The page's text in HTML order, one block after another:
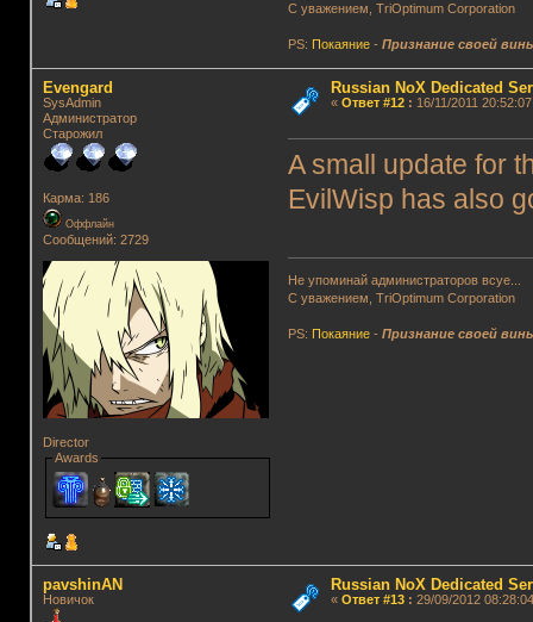
С уважением, TriOptimum Corporation
PS: Покаяние -Признание своей
Evengard
SysAdmin
Администратор
Старожил
Карма: 186
Оффлайн
Сообщений: 2729
Director
Awards
Russian NoX Dedicated
« Ответ #12: 16/11/2011
A small update for
EvilWisp has also
Не упоминай администраторов всуе...
С уважением, TriOptimum Corporation
PS: Покаяние -Признание своей
pavshinAN
Новичок
Russian NoX Dedicated
« Ответ #13: 29/09/2012